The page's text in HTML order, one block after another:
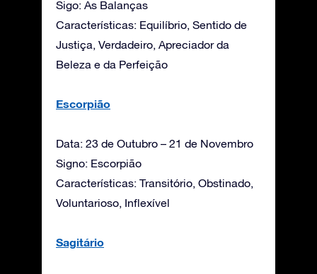
Sigo: As Balanças
Características: Equilíbrio, Sentido de
Justiça, Verdadeiro, Apreciador da
Beleza e da Perfeição
Escorpião
Data: 23 de Outubro – 21 de Novembro
Signo: Escorpião
Características: Transitório, Obstinado,
Voluntarioso, Inflexível
Sagitário